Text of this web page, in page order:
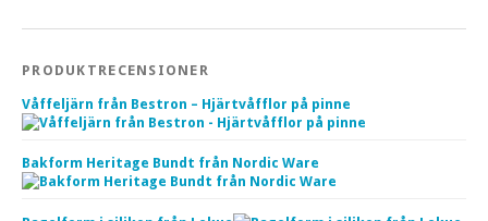
PRODUKTRECENSIONER
Våffeljärn från Bestron – Hjärtvåfflor på pinne
Bakform Heritage Bundt från Nordic Ware